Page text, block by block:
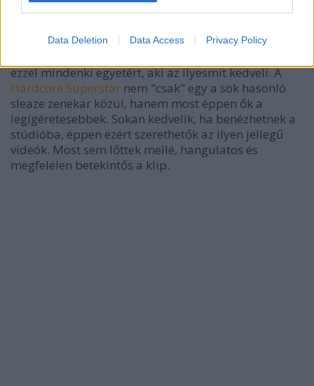
Data Deletion Data Access Privacy Policy
ezzel mindenki egyetért, aki az ilyesmit kedveli. A
Hardcore Superstar nem "csak" egy a sok hasonló
sleaze zenekar közül, hanem most éppen ők a
legígéretesebbek. Sokan kedvelik, ha benézhetnek a
stúdióba, éppen ezért szerethetők az ilyen jellegű
videók. Most sem lőttek mellé, hangulatos és
megfelelen betekintős a klip.